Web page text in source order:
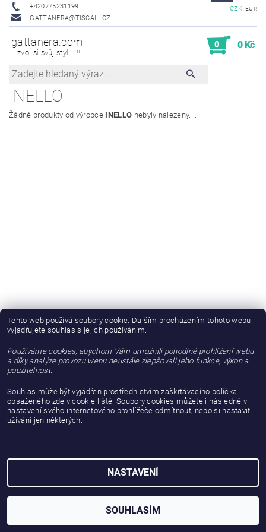
+420775231199
GATTANERA@TISCALI.CZ
CZK EUR
gattanera.com
...zvol si svůj styl...!!!
0 0 Kč
INELLO
Žádné produkty od výrobce INELLO nebyly nalezeny....
Tento web používá soubory cookie. Dalším procházením tohoto webu
vyjadřujete souhlas s jejich používáním.
Používáme cookies, abychom Vám umožnili pohodlné prohlížení webu
a díky analýze provozu webu neustále zlepšovali jeho funkce, výkon a
použitelnost.
Souhlas může být vyjádřen prostřednictvím zaškrtávacího políčka
obsaženého zde v cookie liště. Soubory cookies můžete i následně v
nastavení svého internetového prohlížeče odmítnout, nebo si nastavit
užívání jen některých.
NASTAVENÍ
SOUHLASÍM